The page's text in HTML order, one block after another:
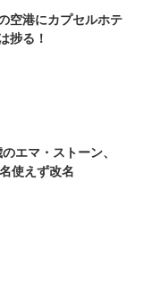
空港にカプセルホテ
捗る！
エマ・ストーン、
使えず改名